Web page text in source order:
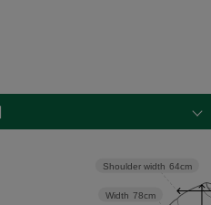
Width 78cm
Shoulder width 64cm